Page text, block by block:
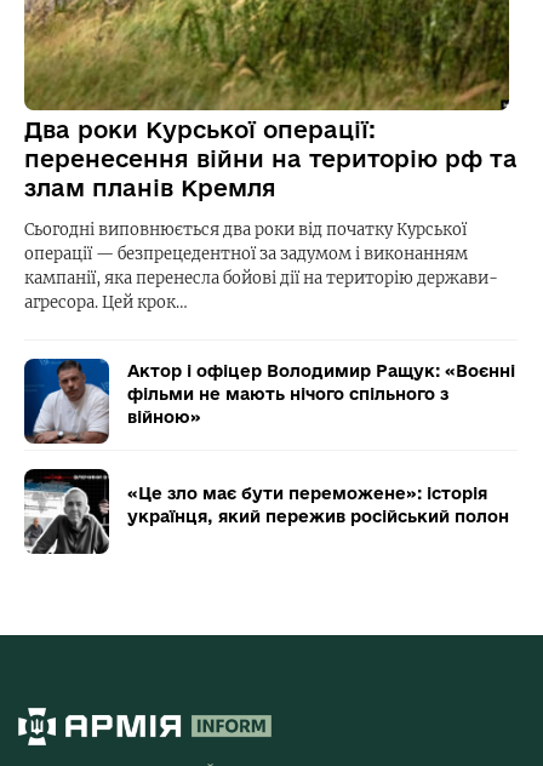
Два роки Курської операції:
перенесення війни на територію рф та
злам планів Кремля
Сьогодні виповнюється два роки від початку Курської
операції — безпрецедентної за задумом і виконанням
кампанії, яка перенесла бойові дії на територію держави-
агресора. Цей крок…
Актор і офіцер Володимир Ращук: «Воєнні
фільми не мають нічого спільного з
війною»
«Це зло має бути переможене»: історія
українця, який пережив російський полон